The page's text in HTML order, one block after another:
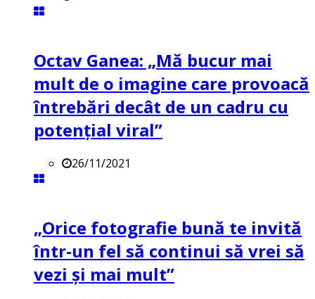
Octav Ganea: „Mă bucur mai
mult de o imagine care provoacă
întrebări decât de un cadru cu
potenţial viral”
26/11/2021
„Orice fotografie bună te invită
într-un fel să continui să vrei să
vezi și mai mult”